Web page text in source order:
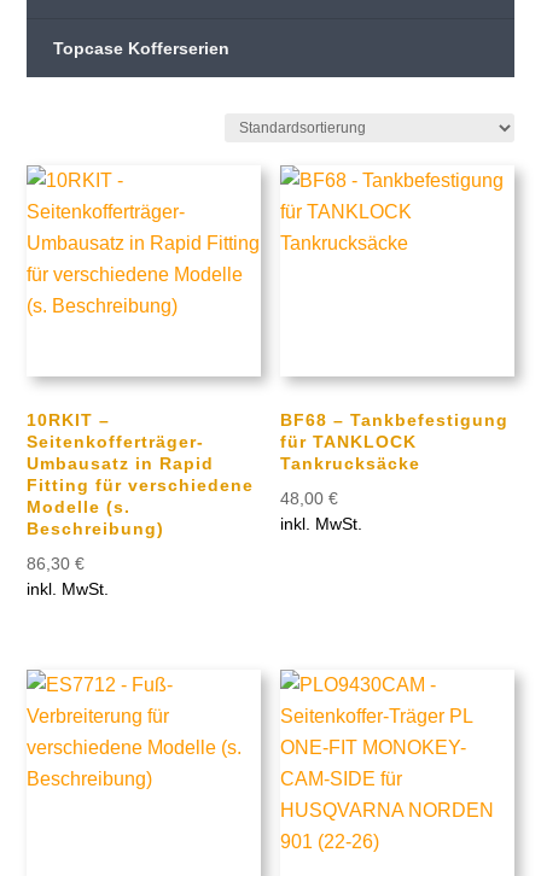
Topcase Kofferserien
10RKIT –
Seitenkofferträger-
Umbausatz in Rapid
Fitting für verschiedene
Modelle (s.
Beschreibung)
86,30€
inkl. MwSt.
BF68 – Tankbefestigung
für TANKLOCK
Tankrucksäcke
48,00€
inkl. MwSt.